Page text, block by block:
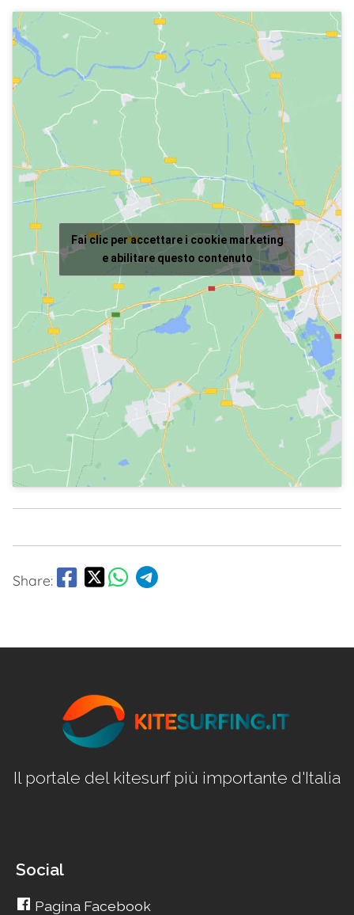
Fai clic per accettare i cookie marketing
e abilitare questo contenuto
Share:
Il portale del kitesurf più importante d'Italia
Social
Pagina Facebook